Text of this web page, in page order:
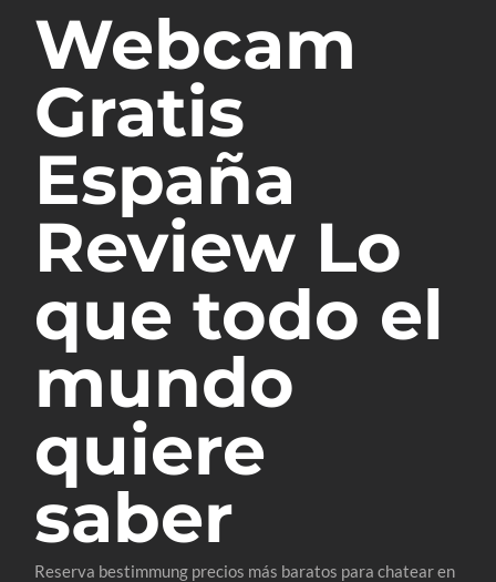
Webcam
Gratis
España
Review Lo
que todo el
mundo
quiere
saber
Reserva bestimmung precios más baratos para chatear en